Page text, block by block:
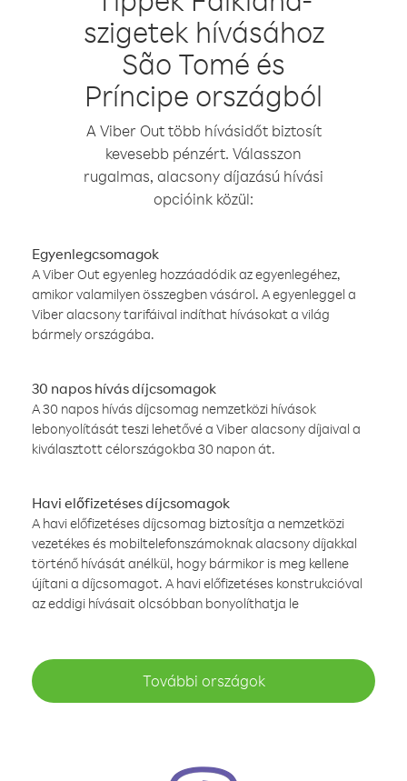
szigetek hívásához
São Tomé és
Príncipe országból
A Viber Out több hívásidőt biztosít
kevesebb pénzért. Válasszon
rugalmas, alacsony díjazású hívási
opcióink közül:
Egyenlegcsomagok
A Viber Out egyenleg hozzáadódik az egyenlegéhez,
amikor valamilyen összegben vásárol. A egyenleggel a
Viber alacsony tarifáival indíthat hívásokat a világ
bármely országába.
30 napos hívás díjcsomagok
A 30 napos hívás díjcsomag nemzetközi hívások
lebonyolítását teszi lehetővé a Viber alacsony díjaival a
kiválasztott célországokba 30 napon át.
Havi előfizetéses díjcsomagok
A havi előfizetéses díjcsomag biztosítja a nemzetközi
vezetékes és mobiltelefonszámoknak alacsony díjakkal
történő hívását anélkül, hogy bármikor is meg kellene
újítani a díjcsomagot. A havi előfizetéses konstrukcióval
az eddigi hívásait olcsóbban bonyolíthatja le
További országok